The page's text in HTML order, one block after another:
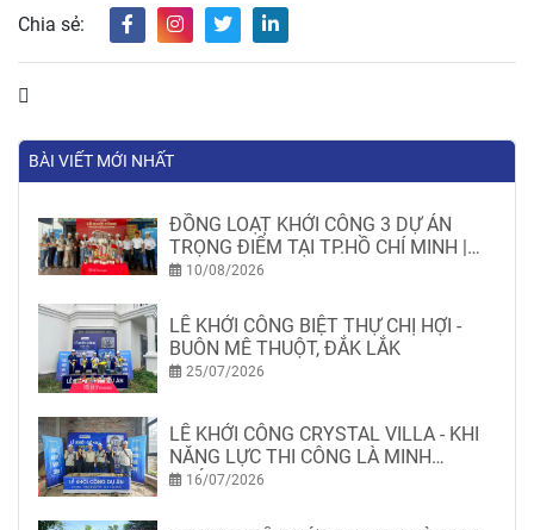
Chia sẻ:
BÀI VIẾT MỚI NHẤT
ĐỒNG LOẠT KHỞI CÔNG 3 DỰ ÁN
TRỌNG ĐIỂM TẠI TP.HỒ CHÍ MINH |
HTCONS
10/08/2026
LỄ KHỞI CÔNG BIỆT THỰ CHỊ HỢI -
BUÔN MÊ THUỘT, ĐẮK LẮK
25/07/2026
LỄ KHỞI CÔNG CRYSTAL VILLA - KHI
NĂNG LỰC THI CÔNG LÀ MINH
CHỨNG
16/07/2026